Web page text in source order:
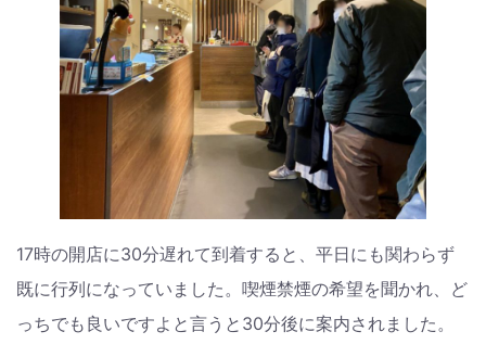
17時の開店に30分遅れて到着すると、平日にも関わらず
既に行列になっていました。喫煙禁煙の希望を聞かれ、ど
っちでも良いですよと言うと30分後に案内されました。